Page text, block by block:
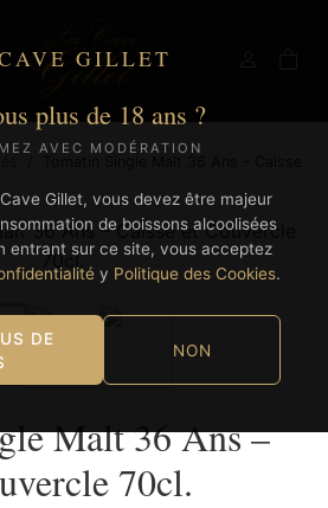
GILLET
plus de 18 ans ?
AVEC MODÉRATION
Gillet, vous devez être majeur
de boissons alcoolisées
entrant sur ce site, vous acceptez
y Politique des Cookies.
DE
NON
Malt 36 Ans –
70cl.